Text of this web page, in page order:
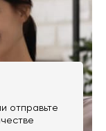
отправьте